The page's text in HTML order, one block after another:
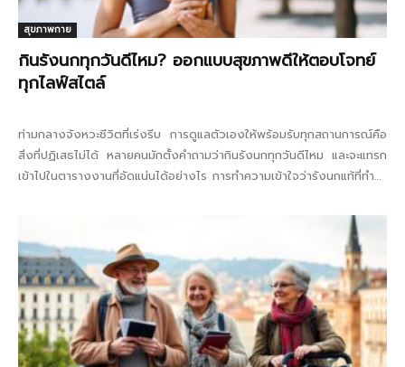
สุขภาพกาย
กินรังนกทุกวันดีไหม? ออกแบบสุขภาพดีให้ตอบโจทย์
ทุกไลฟ์สไตล์
ท่ามกลางจังหวะชีวิตที่เร่งรีบ การดูแลตัวเองให้พร้อมรับทุกสถานการณ์คือ
สิ่งที่ปฏิเสธไม่ได้ หลายคนมักตั้งคำถามว่ากินรังนกทุกวันดีไหม และจะแทรก
เข้าไปในตารางงานที่อัดแน่นได้อย่างไร การทำความเข้าใจว่ารังนกแท้ที่ทำมา